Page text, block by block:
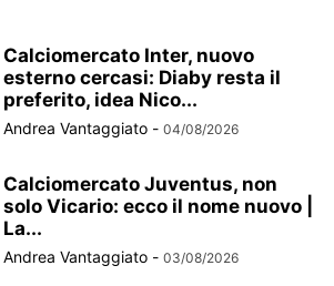
Calciomercato Inter, nuovo
esterno cercasi: Diaby resta il
preferito, idea Nico...
Andrea Vantaggiato - 04/08/2026
Calciomercato Juventus, non
solo Vicario: ecco il nome nuovo |
La...
Andrea Vantaggiato - 03/08/2026